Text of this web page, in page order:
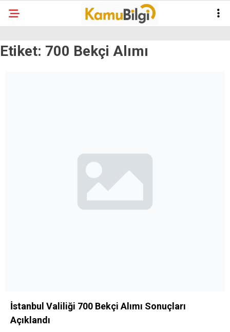
Etiket: 700 Bekçi Alımı
İstanbul Valiliği 700 Bekçi Alımı Sonuçları
Açıklandı